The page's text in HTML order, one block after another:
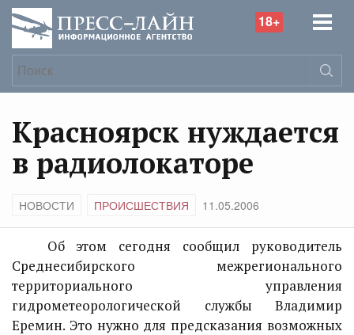
18+
Красноярск нуждается
в радиолокаторе
НОВОСТИ ПРОИСШЕСТВИЯ 11.05.2006
Об этом сегодня сообщил руководитель
Среднесибирского межрегионального
территориального управления
гидрометеорологической службы Владимир
Еремин. Это нужно для предсказания возможных